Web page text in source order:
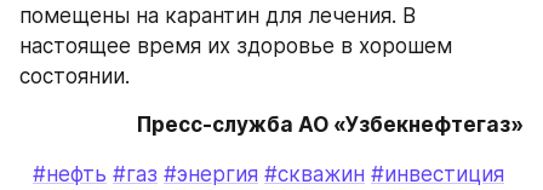
помещены на карантин для лечения. В
настоящее время их здоровье в хорошем
состоянии.
Пресс-служба АО «Узбекнефтегаз»
#нефть #газ #энергия #скважин #инвестиция